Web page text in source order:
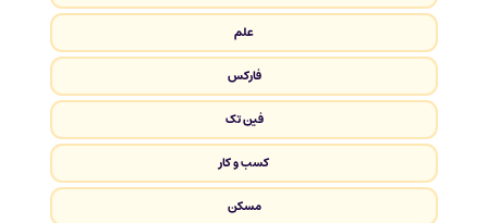
علم
فارکس
فین تک
کسب و کار
مسکن